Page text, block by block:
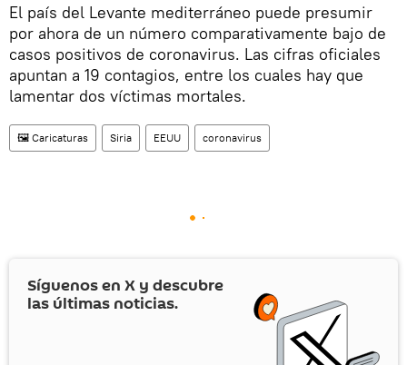
El país del Levante mediterráneo puede presumir
por ahora de un número comparativamente bajo de
casos positivos de coronavirus. Las cifras oficiales
apuntan a 19 contagios, entre los cuales hay que
lamentar dos víctimas mortales.
🖼️ Caricaturas Siria EEUU coronavirus
Síguenos en X y descubre
las últimas noticias.